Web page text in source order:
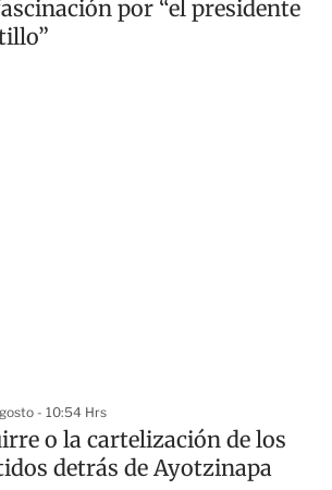
por “el presidente
- 10:54 Hrs
o la cartelización de los
detrás de Ayotzinapa